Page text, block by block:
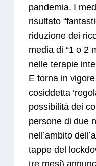
pandemia. I
risultato
riduzione dei
media di “1 o 2
nelle terapie
E torna in
cosiddetta
possibilità dei
persone di due
nell’ambito
tappe del